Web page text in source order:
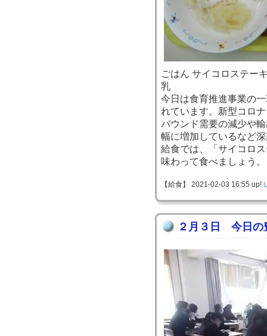
ごはん サイコロステ
乳
今日は食育推進事業の
れています。新型コロ
バウンド需要の減少や
幅に増加しているなど
給食では、「サイコロ
味わって食べましょう。
【給食】 2021-02-03 16:55 up!
２月３日 今日の